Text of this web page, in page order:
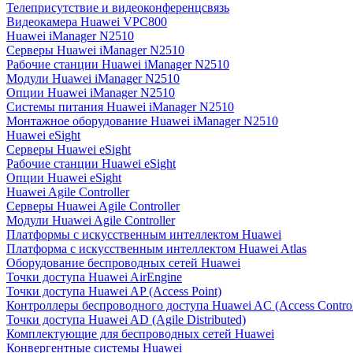
Телеприсутствие и видеоконференцсвязь
Видеокамера Huawei VPC800
Huawei iManager N2510
Серверы Huawei iManager N2510
Рабочие станции Huawei iManager N2510
Модули Huawei iManager N2510
Опции Huawei iManager N2510
Системы питания Huawei iManager N2510
Монтажное оборудование Huawei iManager N2510
Huawei eSight
Серверы Huawei eSight
Рабочие станции Huawei eSight
Опции Huawei eSight
Huawei Agile Controller
Серверы Huawei Agile Controller
Модули Huawei Agile Controller
Платформы с искусственным интеллектом Huawei
Платформа с искусственным интеллектом Huawei Atlas
Оборудование беспроводных сетей Huawei
Точки доступа Huawei AirEngine
Точки доступа Huawei AP (Access Point)
Контроллеры беспроводного доступа Huawei AC (Access
Точки доступа Huawei AD (Agile Distributed)
Комплектующие для беспроводных сетей Huawei
Конвергентные системы Huawei